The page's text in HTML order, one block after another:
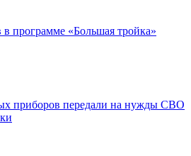
программе «Большая тройка»
приборов передали на нужды СВО